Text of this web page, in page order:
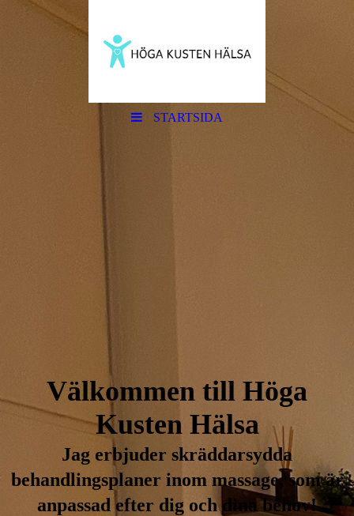
STARTSIDA
Välkommen till Höga
Kusten Hälsa
Jag erbjuder skräddarsydda
behandlingsplaner inom massage, som är
anpassad efter dig och dina behov!